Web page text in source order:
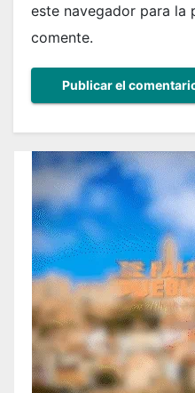
este navegador para la
comente.